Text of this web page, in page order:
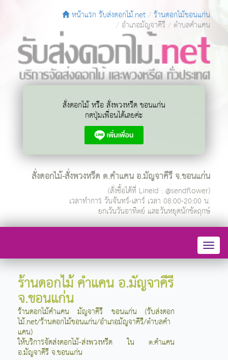
หน้าแรก รับส่งดอกไม้.net ร้านดอกไม้ขอนแก่น
อำเภอมัญจาคีรี ตำบลคำแคน
สั่งดอกไม้ หรือ สั่งพวงหรีด ขอนแก่น
กดปุ่มเพื่อนได้เลยค่ะ
สั่งดอกไม้-สั่งพวงหรีด ต.คำแคน อ.มัญจาคีรี จ.ขอนแก่น
(สั่งซื้อได้ที่ LineId : @sendflower)
เวลาทำการ วันจันทร์-เสาร์ เวลา 08:00-20:00 น.
ยกเว้นวันอาทิตย์ และวันหยุดนักขัตฤกษ์
ร้านดอกไม้ คำแคน อ.มัญจาคีรี
จ.ขอนแก่น
ร้านดอกไม้คำแคน มัญจาคีรี ขอนแก่น (รับส่งดอก
ไม้.net/ร้านดอกไม้ขอนแก่น/อำเภอมัญจาคีรี/ตำบลคำ
แคน)
ให้บริการจัดส่งดอกไม้-ส่งพวงหรีด ใน ต.คำแคน
อ.มัญจาคีรี จ.ขอนแก่น